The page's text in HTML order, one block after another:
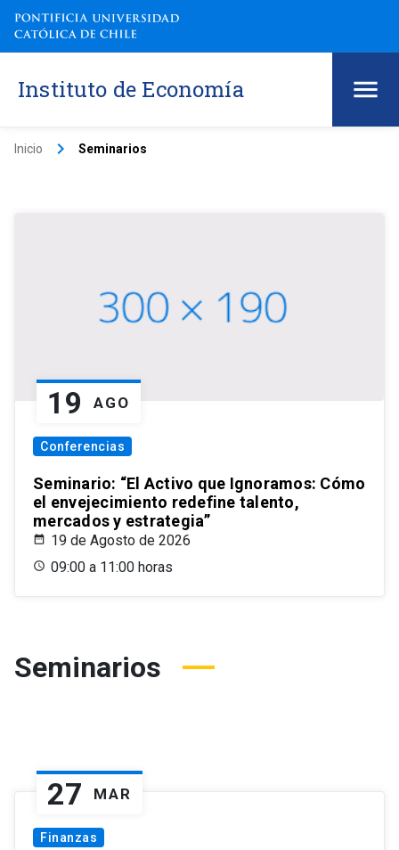
Instituto de Economía
Inicio keyboard_arrow_right Seminarios
19 AGO
Conferencias
Seminario: “El Activo que Ignoramos: Cómo
el envejecimiento redefine talento,
mercados y estrategia”
19 de Agosto de 2026
09:00 a 11:00 horas
Seminarios
27 MAR
Finanzas